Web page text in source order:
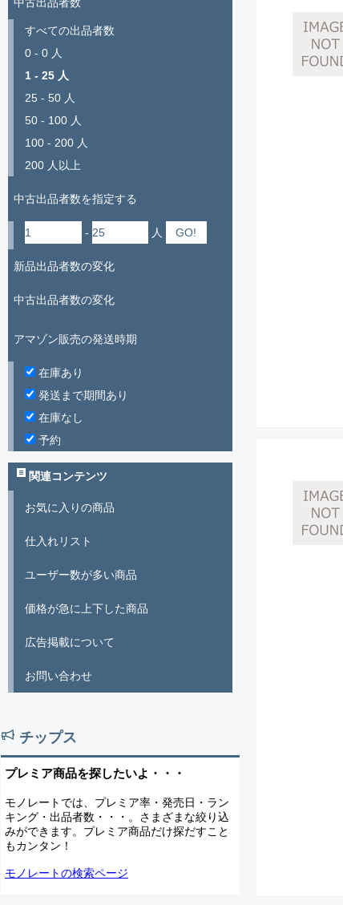
中古出品者数
すべての出品者数
0 - 0 人
1 - 25 人
25 - 50 人
50 - 100 人
100 - 200 人
200 人以上
中古出品者数を指定する
- 人
新品出品者数の変化
中古出品者数の変化
アマゾン販売の発送時期
在庫あり
発送まで期間あり
在庫なし
予約
関連コンテンツ
お気に入りの商品
仕入れリスト
ユーザー数が多い商品
価格が急に上下した商品
広告掲載について
お問い合わせ
チップス
プレミア商品を探したいよ・・・
モノレートでは、プレミア率・発売日・ラン
キング・出品者数・・・。さまざまな絞り込
みができます。プレミア商品だけ探だすこと
もカンタン！
モノレートの検索ページ